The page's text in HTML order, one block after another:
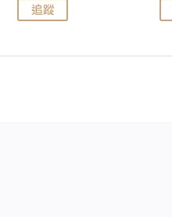
追蹤